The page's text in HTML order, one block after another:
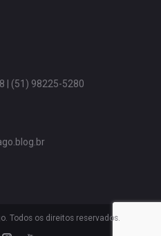
| (51) 98225-5280
Todos os direitos reservados.